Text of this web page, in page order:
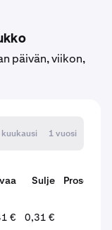
päivän, viikon,
kuukausi 1 vuosi
Sulje
€ 0,31 €